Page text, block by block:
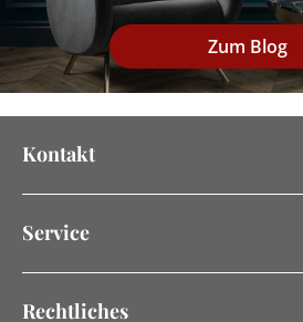
Zum Blog
Kontakt
Service
Rechtliches